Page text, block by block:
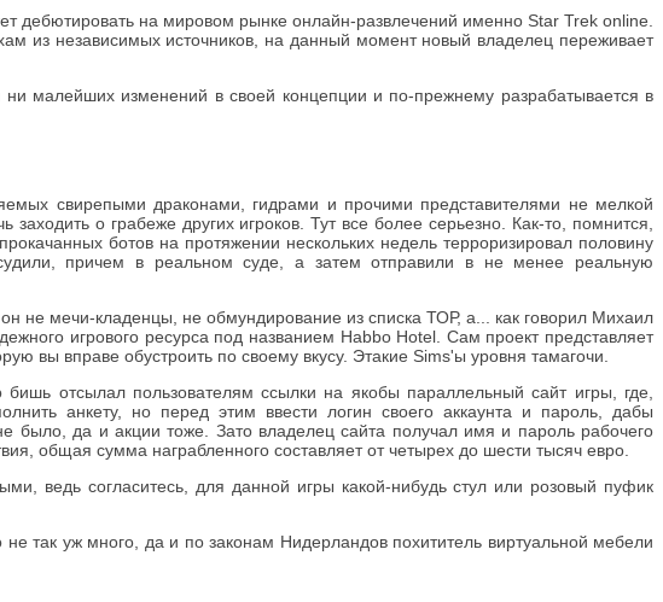
дебютировать на мировом рынке онлайн-развлечений именно Star Trek online.
из независимых источников, на данный момент новый владелец переживает
малейших изменений в своей концепции и по-прежнему разрабатывается в
свирепыми драконами, гидрами и прочими представителями не мелкой
о грабеже других игроков. Тут все более серьезно. Как-то, помнится,
ботов на протяжении нескольких недель терроризировал половину
причем в реальном суде, а затем отправили в не менее реальную
не мечи-кладенцы, не обмундирование из списка ТОР, а... как говорил Михаил
игрового ресурса под названием Habbo Hotel. Сам проект представляет
вы вправе обустроить по своему вкусу. Этакие Sims'ы уровня тамагочи.
отсылал пользователям ссылки на якобы параллельный сайт игры, где,
анкету, но перед этим ввести логин своего аккаунта и пароль, дабы
было, да и акции тоже. Зато владелец сайта получал имя и пароль рабочего
общая сумма награбленного составляет от четырех до шести тысяч евро.
ведь согласитесь, для данной игры какой-нибудь стул или розовый пуфик
так уж много, да и по законам Нидерландов похититель виртуальной мебели